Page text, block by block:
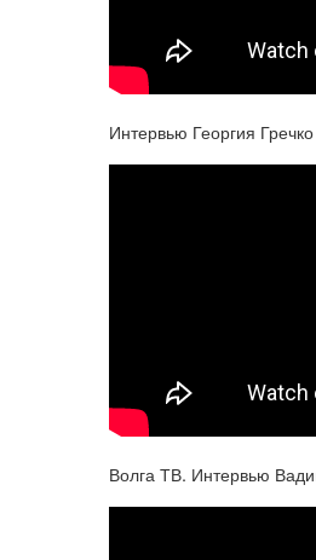
Интервью Георгия
Волга ТВ. Интервью